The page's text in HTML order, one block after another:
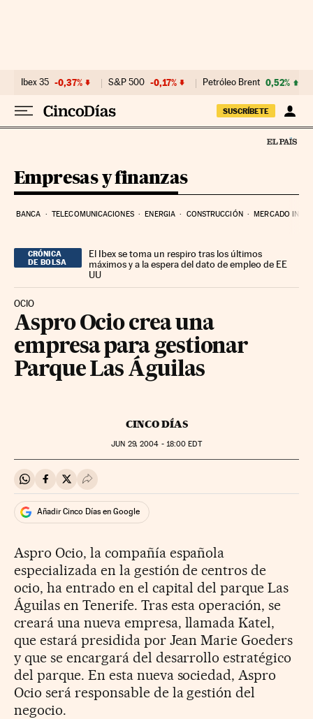
Ibex 35 -0,37% S&P 500 -0,17% Petróleo Brent 0,52%
SUSCRÍBETE
Empresas y finanzas
BANCA TELECOMUNICACIONES ENERGIA CONSTRUCCIÓN MERCADO
CRÓNICA
DE BOLSA
El Ibex se toma un respiro tras los últimos
máximos y a la espera del dato de empleo de EE
UU
OCIO
Aspro Ocio crea una
empresa para gestionar
Parque Las Águilas
CINCO DÍAS
JUN 29, 2004 - 18:00 EDT
Compartir en Whatsapp
Compartir en Facebook
Compartir en Twitter
Desplegar Redes Sociales
Añadir Cinco Días en Google
Aspro Ocio, la compañía española
especializada en la gestión de centros de
ocio, ha entrado en el capital del parque Las
Águilas en Tenerife. Tras esta operación, se
creará una nueva empresa, llamada Katel,
que estará presidida por Jean Marie Goeders
y que se encargará del desarrollo estratégico
del parque. En esta nueva sociedad, Aspro
Ocio será responsable de la gestión del
negocio.